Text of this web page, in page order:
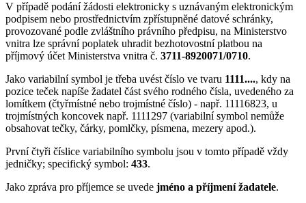
V případě podání žádosti elektronicky s uznávaným elektronickým
podpisem nebo prostřednictvím zpřístupněné datové schránky,
provozované podle zvláštního právního předpisu, na Ministerstvo
vnitra lze správní poplatek uhradit bezhotovostní platbou na
příjmový účet Ministerstva vnitra č. 3711-8920071/0710.
Jako variabilní symbol je třeba uvést číslo ve tvaru 1111...., kdy na
pozice teček napíše žadatel část svého rodného čísla, uvedeného za
lomítkem (čtyřmístné nebo trojmístné číslo) - např. 11116823, u
trojmístných koncovek např. 1111297 (variabilní symbol nemůže
obsahovat tečky, čárky, pomlčky, písmena, mezery apod.).
První čtyři číslice variabilního symbolu jsou v tomto případě vždy
jedničky; specifický symbol: 433.
Jako zpráva pro příjemce se uvede jméno a příjmení žadatele.